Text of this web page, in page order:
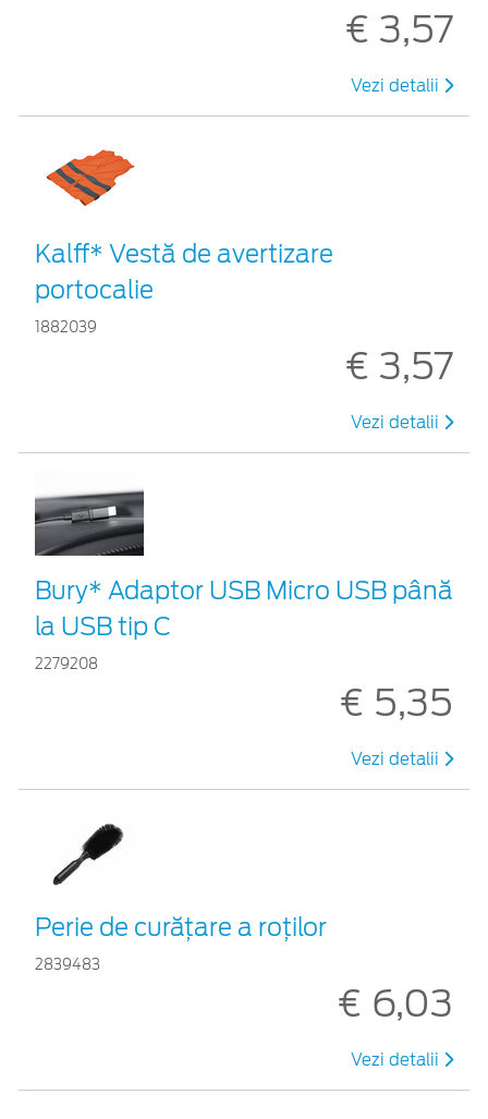
€ 3,57
Vezi detalii
Kalff* Vestă de avertizare
portocalie
1882039
€ 3,57
Vezi detalii
Bury* Adaptor USB Micro USB până
la USB tip C
2279208
€ 5,35
Vezi detalii
Perie de curățare a roților
2839483
€ 6,03
Vezi detalii